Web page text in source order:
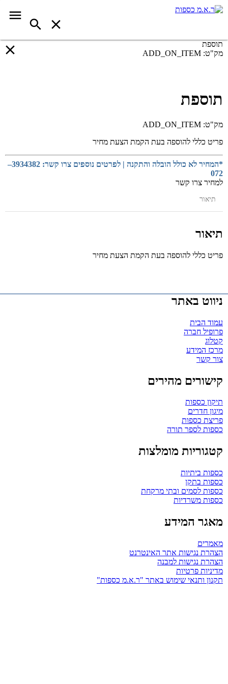
תוספת
מק"ט: ADD_ON_ITEM
תוספת
מק"ט: ADD_ON_ITEM
פריט כללי להוספה בעת הקמת הצעת מחיר
*המחיר לא כולל הובלה והתקנה | לפרטים נוספים צרו קשר: 3934382–
072
למחיר צרו קשר
תיאור
תיאור
פריט כללי להוספה בעת הקמת הצעת מחיר
ניווט באתר
עמוד הבית
פרופיל חברה
קטלוג
מרכז המידע
צור קשר
קישורים מהירים
תיקון כספות
מיגון חדרים
פריצת כספות
כספות לספר תורה
קטגוריות מומלצות
כספות ביתיות
כספות בתקן
כספות לסמים ובתי מרקחת
כספות משרדיות
מאגר המידע
מאמרים
הצהרת נגישות אתר האינטרנט
הצהרת נגישות למבנה
מדיניות פרטיות
תקנון ותנאי שימוש באתר "ר.א.מ כספות"